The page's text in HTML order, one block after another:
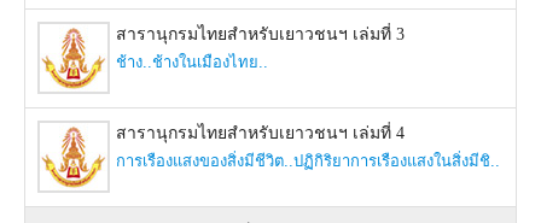
สารานุกรมไทยสำหรับเยาวชนฯ เล่มที่ 3
ช้าง.. ช้างในเมืองไทย..
สารานุกรมไทยสำหรับเยาวชนฯ เล่มที่ 4
การเรืองแสงของสิ่งมีชีวิต.. ปฏิกิริยาการเรืองแสงในสิ่งมีชิ..